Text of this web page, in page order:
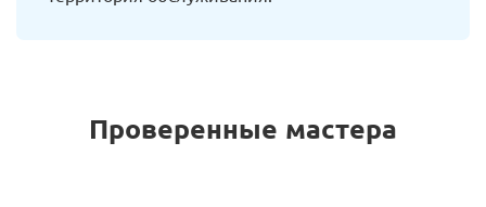
Проверенные мастера